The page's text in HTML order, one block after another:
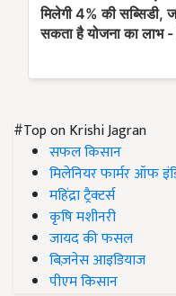
#Top on Krishi Jagran
सफल किसान
मिलेनियर फार्मर ऑफ
महिंद्रा ट्रैक्टर्स
कृषि मशीनरी
जायद की फसल
बिज़नेस आइडियाज
पीएम किसान